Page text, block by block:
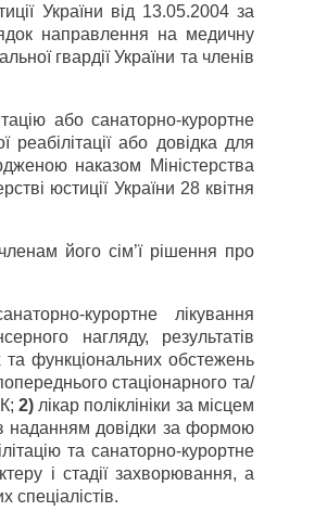
України від 13.05.2004 за
направлення на медичну
гвардії України та членів
або санаторно-курортне
або довідка для
наказом Міністерства
юстиції України 28 квітня
його сім’ї рішення про
курортне лікування
нагляду, результатів
та функціональних обстежень
стаціонарного та/
2)лікар поліклініки за місцем
наданням довідки за формою
та санаторно-курортне
і стадії захворювання, а
спеціалістів.